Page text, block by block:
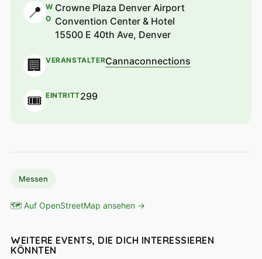
📍 W
O
Crowne Plaza Denver Airport
Convention Center & Hotel
15500 E 40th Ave, Denver
🏢 VERANSTALTERCannaconnections
🎟 EINTRITT299
Messen
🗺 Auf OpenStreetMap ansehen →
WEITERE EVENTS, DIE DICH INTERESSIEREN
KÖNNTEN